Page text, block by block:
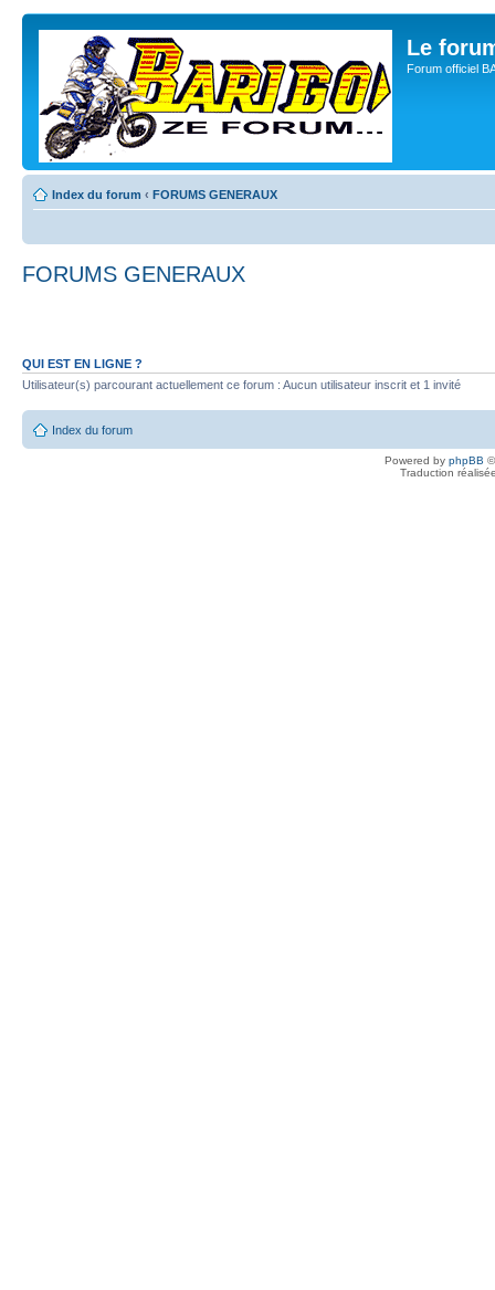
Le
Forum officiel
Index du forum ‹ FORUMS GENERAUX
FORUMS GENERAUX
QUI EST EN LIGNE ?
Utilisateur(s) parcourant actuellement ce forum : Aucun utilisateur inscrit et 1 invité
Index du forum
Powered by phpBB
Traduction